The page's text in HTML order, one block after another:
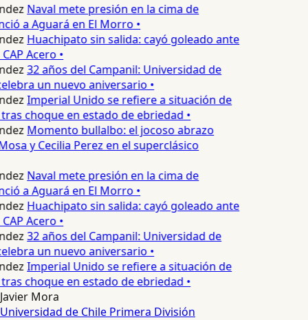
Naval mete presión en la cima de
a Aguará en El Morro •
Huachipato sin salida: cayó goleado ante
Acero •
32 años del Campanil: Universidad de
un nuevo aniversario •
Imperial Unido se refiere a situación de
choque en estado de ebriedad •
Momento bullalbo: el jocoso abrazo
y Cecilia Perez en el superclásico
Naval mete presión en la cima de
a Aguará en El Morro •
Huachipato sin salida: cayó goleado ante
Acero •
32 años del Campanil: Universidad de
un nuevo aniversario •
Imperial Unido se refiere a situación de
choque en estado de ebriedad •
Javier Mora
Universidad de Chile Primera División